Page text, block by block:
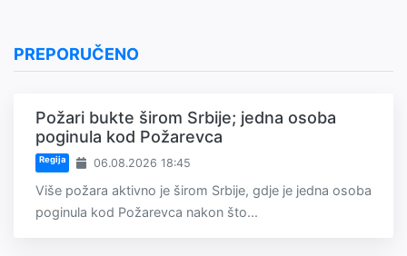
PREPORUČENO
Požari bukte širom Srbije; jedna osoba
poginula kod Požarevca
Regija 06.08.2026 18:45
Više požara aktivno je širom Srbije, gdje je jedna osoba
poginula kod Požarevca nakon što...